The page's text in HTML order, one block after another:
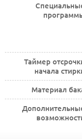
Таймер
начала
Материал